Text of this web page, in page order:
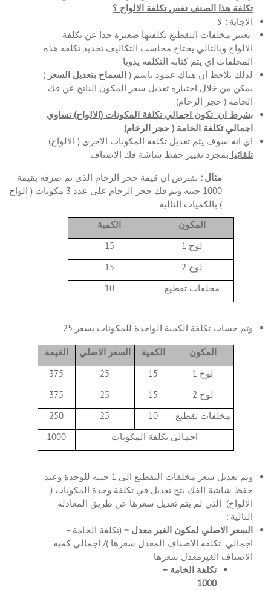
تكلفة هذا الصنف نفس تكلفة الالواح ؟
الاجابة : لا
تعتبر مخلفات التقطيع تكلفتها صغيرة جدا عن تكلفة
الالواح وبالتالي يحتاج محاسب التكاليف تحديد تكلفة هذه
المخلفات اي يتم كتابه التكلفة يدويا
لذلك نلاحظ ان هناك عمود باسم ( السماح بتعديل السعر )
يمكن من خلال اختياره تعديل سعر المكون الناتج عن فك
الخامة ( حجر الرخام)
بشرط ان تكون اجمالي تكلفة المكونات (الالواح) تساوي
اجمالي تكلفة الخامة ( حجر الرخام)
اي انه سوف يتم تعديل تكلفة المكونات الاخرى ( الالواح)
تلقائيا بمجرد تغيير حفظ شاشة فك الاصناف
مثال : نفترض ان قيمة حجر الرخام الذي تم صرفه بقيمة
1000 جنيه وتم فك حجر الرخام على عدد 3 مكونات ( الواح
) بالكميات التالية
المكون
الكمية
لوح 1
15
لوح 2
15
مخلفات تقطيع
10
وتم حساب تكلفة الكمية الواحدة للمكونات بسعر 25
المكون الكمية السعر الاصلي
القيمة
لوح 1
15
25
375
لوح 2
15
25
375
مخلفات تقطيع
10
25
250
اجمالي تكلفة المكونات
1000
وتم تعديل سعر مخلفات التقطيع الي 1 جنيه للوحدة وعند
حفظ شاشة الفك نتج تعديل في تكلفة وحدة المكونات (
الالواح) التي لم يتم تعديل سعرها عن طريق المعادلة
التالية :
السعر الاصلي لمكون الغير معدل = (تكلفة الخامة –
اجمالي تكلفة الاصناف المعدل سعرها )/ اجمالي كمية
الاصناف الغيرمعدل سعرها
تكلفة الخامة =
1000